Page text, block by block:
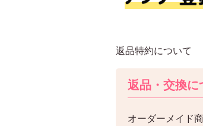
返品特約について
返品・交換に
オーダーメイド